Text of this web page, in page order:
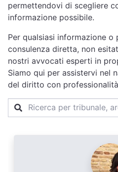
permettendovi di scegliere
informazione possibile.
Per qualsiasi informazione o
consulenza diretta, non
nostri avvocati esperti in
Siamo qui per assistervi nel
del diritto con